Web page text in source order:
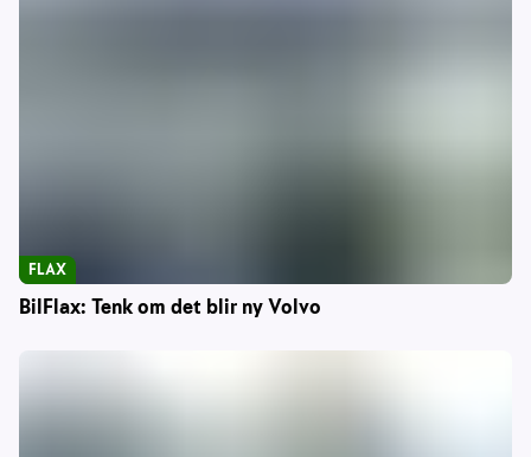
BilFlax: Tenk om det blir ny Volvo
FLAX